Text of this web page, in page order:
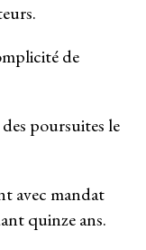
de
poursuites le
avec mandat
quinze ans.